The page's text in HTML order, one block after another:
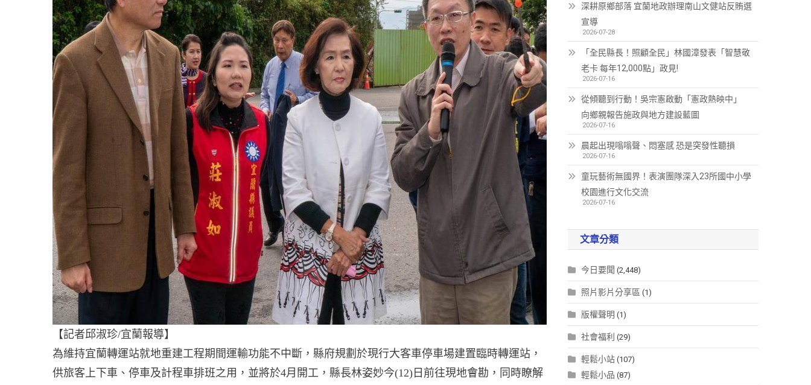
【記者邱淑珍/宜蘭報導】
為維持宜蘭轉運站就地重建工程期間運輸功能不中斷，縣府規劃於現行大客車停車場建置臨時轉運站，
供旅客上下車、停車及計程車排班之用，並將於4月開工，縣長林姿妙今(12)日前往現地會勘，同時瞭解
深耕原鄉部落 宜蘭地政辦理南山文健站反賄選
宣導
2026-07-28
「全民縣長！照顧全民」林國漳發表「智慧敬
老卡 每年12,000點」政見!
2026-07-16
從傾聽到行動！吳宗憲啟動「憲政熱映中」
向鄉親報告施政與地方建設藍圖
2026-07-16
晨起出現嗡嗡聲、悶塞感 恐是突發性聽損
2026-07-16
童玩藝術無國界！表演團隊深入23所國中小學
校園進行文化交流
2026-07-16
文章分類
今日要聞 (2,448)
照片影片分享區 (1)
版權聲明 (1)
社會福利 (29)
輕鬆小站 (107)
輕鬆小品 (87)